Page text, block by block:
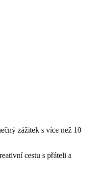
zážitek s více než 10
cestu s přáteli a